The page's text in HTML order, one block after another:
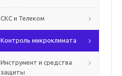
СКС и Телеком
Контроль микроклимата
Инструмент и средства
защиты